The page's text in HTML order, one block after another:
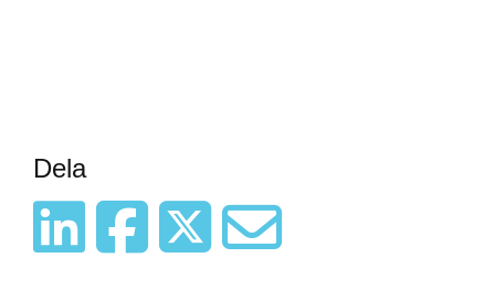
Dela